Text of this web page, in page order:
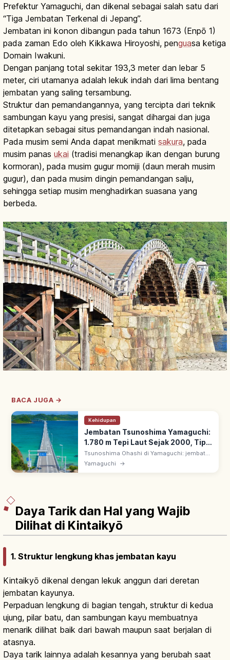
Prefektur Yamaguchi, dan dikenal sebagai salah satu dari
“Tiga Jembatan Terkenal di Jepang”.
Jembatan ini konon dibangun pada tahun 1673 (Enpō 1)
pada zaman Edo oleh Kikkawa Hiroyoshi, penguasa ketiga
Domain Iwakuni.
Dengan panjang total sekitar 193,3 meter dan lebar 5
meter, ciri utamanya adalah lekuk indah dari lima bentang
jembatan yang saling tersambung.
Struktur dan pemandangannya, yang tercipta dari teknik
sambungan kayu yang presisi, sangat dihargai dan juga
ditetapkan sebagai situs pemandangan indah nasional.
Pada musim semi Anda dapat menikmati sakura, pada
musim panas ukai (tradisi menangkap ikan dengan burung
kormoran), pada musim gugur momiji (daun merah musim
gugur), dan pada musim dingin pemandangan salju,
sehingga setiap musim menghadirkan suasana yang
berbeda.
BACA JUGA →
Kehidupan
Jembatan Tsunoshima Yamaguchi:
1.780 m Tepi Laut Sejak 2000, Tips
Berkunjung
Tsunoshima Ohashi di Yamaguchi: jembatan
1.780 m menghubungkan ke Pulau
Tsunoshima. Dibuka November 2000, bebas
Yamaguchi →
Daya Tarik dan Hal yang Wajib
Dilihat di Kintaikyō
1. Struktur lengkung khas jembatan kayu
Kintaikyō dikenal dengan lekuk anggun dari deretan
jembatan kayunya.
Perpaduan lengkung di bagian tengah, struktur di kedua
ujung, pilar batu, dan sambungan kayu membuatnya
menarik dilihat baik dari bawah maupun saat berjalan di
atasnya.
Daya tarik lainnya adalah kesannya yang berubah saat